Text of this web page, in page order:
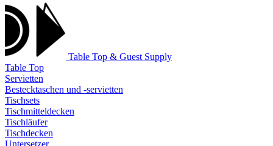
Table Top & Guest Supply
Table Top
Servietten
Bestecktaschen und -servietten
Tischsets
Tischmitteldecken
Tischläufer
Tischdecken